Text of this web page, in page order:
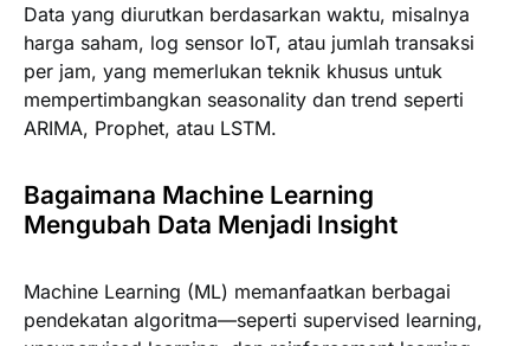
Data yang diurutkan berdasarkan waktu, misalnya
harga saham, log sensor IoT, atau jumlah transaksi
per jam, yang memerlukan teknik khusus untuk
mempertimbangkan seasonality dan trend seperti
ARIMA, Prophet, atau LSTM.
Bagaimana Machine Learning
Mengubah Data Menjadi Insight
Machine Learning (ML) memanfaatkan berbagai
pendekatan algoritma—seperti supervised learning,